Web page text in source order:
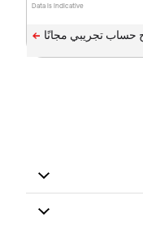
Data is indicative